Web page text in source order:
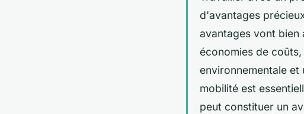
d'avantages
avantages vont bien
économies de
environnementale
mobilité est
peut constituer un